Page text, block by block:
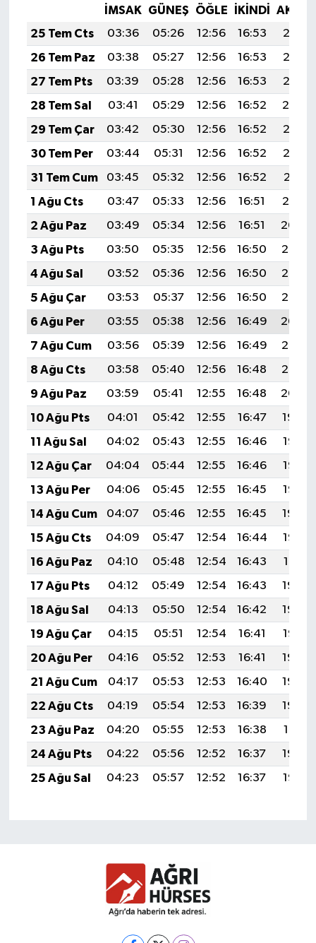
İMSAK GÜNEŞ ÖĞLE İKINDI
25 Tem Cts
03:36 05:26 12:56 16:53
20:17
26 Tem Paz
03:38 05:27 12:56 16:53
20:16
27 Tem Pts
03:39 05:28 12:56 16:53
20:15
28 Tem Sal
03:41 05:29 12:56 16:52
20:14
29 Tem Çar
03:42 05:30 12:56 16:52
20:13
30 Tem Per
03:44 05:31 12:56 16:52
20:12
31 Tem Cum
03:45 05:32 12:56 16:52
20:11
1 Ağu Cts
03:47 05:33 12:56 16:51
20:10
2 Ağu Paz
03:49 05:34 12:56 16:51
20:09
3 Ağu Pts
03:50 05:35 12:56 16:50
20:08
4 Ağu Sal
03:52 05:36 12:56 16:50
20:07
5 Ağu Çar
03:53 05:37 12:56 16:50
20:05
6 Ağu Per
03:55 05:38 12:56 16:49
20:04
7 Ağu Cum
03:56 05:39 12:56 16:49
20:03
8 Ağu Cts
03:58 05:40 12:56 16:48
20:02
9 Ağu Paz
03:59 05:41 12:55 16:48
20:00
10 Ağu Pts
04:01 05:42 12:55 16:47
19:59
11 Ağu Sal
04:02 05:43 12:55 16:46
19:58
12 Ağu Çar
04:04 05:44 12:55 16:46
19:57
13 Ağu Per
04:06 05:45 12:55 16:45
19:55
14 Ağu Cum
04:07 05:46 12:55 16:45
19:54
15 Ağu Cts
04:09 05:47 12:54 16:44
19:52
16 Ağu Paz
04:10 05:48 12:54 16:43
19:51
17 Ağu Pts
04:12 05:49 12:54 16:43
19:50
18 Ağu Sal
04:13 05:50 12:54 16:42
19:48
19 Ağu Çar
04:15 05:51 12:54 16:41
19:47
20 Ağu Per
04:16 05:52 12:53 16:41
19:45
21 Ağu Cum
04:17 05:53 12:53 16:40
19:44
22 Ağu Cts
04:19 05:54 12:53 16:39
19:42
23 Ağu Paz
04:20 05:55 12:53 16:38
19:41
24 Ağu Pts
04:22 05:56 12:52 16:37
19:39
25 Ağu Sal
04:23 05:57 12:52 16:37 19:38